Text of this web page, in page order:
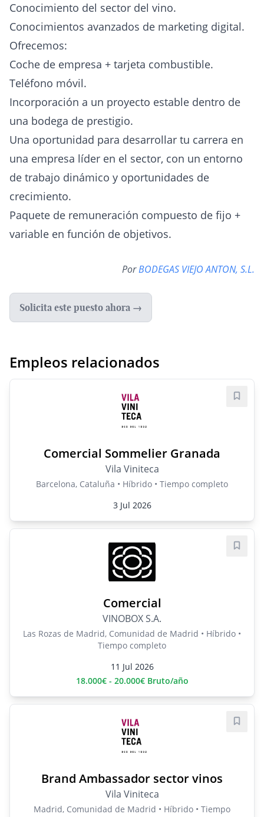
Conocimiento del sector del vino.
Conocimientos avanzados de marketing digital.
Ofrecemos:
Coche de empresa + tarjeta combustible.
Teléfono móvil.
Incorporación a un proyecto estable dentro de
una bodega de prestigio.
Una oportunidad para desarrollar tu carrera en
una empresa líder en el sector, con un entorno
de trabajo dinámico y oportunidades de
crecimiento.
Paquete de remuneración compuesto de fijo +
variable en función de objetivos.
PorBODEGAS VIEJO ANTON, S.L.
Solicita este puesto ahora →
Empleos relacionados
Comercial Sommelier Granada
Vila Viniteca
Barcelona, Cataluña • Híbrido • Tiempo completo
3 Jul 2026
Comercial
VINOBOX S.A.
Las Rozas de Madrid, Comunidad de Madrid • Híbrido •
Tiempo completo
11 Jul 2026
18.000€ - 20.000€ Bruto/año
Brand Ambassador sector vinos
Vila Viniteca
Madrid, Comunidad de Madrid • Híbrido • Tiempo